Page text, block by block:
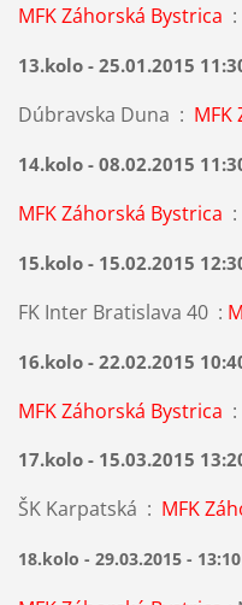
MFK Záhorská Bystrica
13.kolo - 25.01.2015
Dúbravska Duna : MFK
14.kolo - 08.02.2015
MFK Záhorská Bystrica
15.kolo - 15.02.2015
FK Inter Bratislava 40 :
16.kolo - 22.02.2015
MFK Záhorská Bystrica
17.kolo - 15.03.2015
ŠK Karpatská : MFK
18.kolo - 29.03.2015 - 13:10